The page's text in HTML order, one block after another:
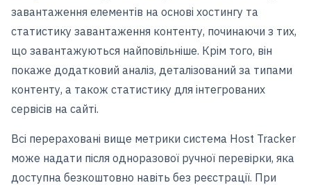
завантаження елементів на основі хостингу та
статистику завантаження контенту, починаючи з тих,
що завантажуються найповільніше. Крім того, він
покаже додатковий аналіз, деталізований за типами
контенту, а також статистику для інтегрованих
сервісів на сайті.
Всі перераховані вище метрики система Host Tracker
може надати після одноразової ручної перевірки, яка
доступна безкоштовно навіть без реєстрації. При